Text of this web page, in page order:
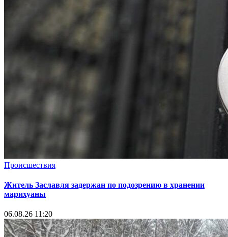
Происшествия
Житель Заславля задержан по подозрению в хранении
марихуаны
06.08.26 11:20